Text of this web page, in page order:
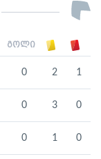
გოლი
0 2 1
0 3 0
0 1 0